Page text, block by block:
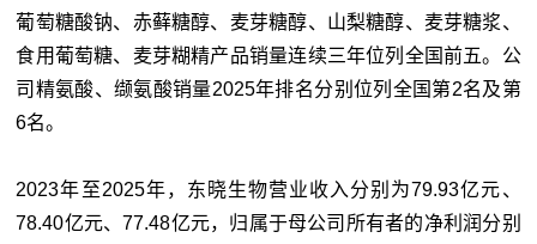
葡萄糖酸钠、赤藓糖醇、麦芽糖醇、山梨糖醇、麦芽糖浆、
食用葡萄糖、麦芽糊精产品销量连续三年位列全国前五。公
司精氨酸、缬氨酸销量2025年排名分别位列全国第2名及第
6名。
2023年至2025年，东晓生物营业收入分别为79.93亿元、
78.40亿元、77.48亿元，归属于母公司所有者的净利润分别